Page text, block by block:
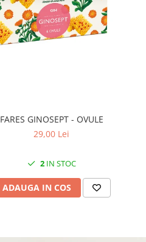
FARES GINOSEPT - OVULE
29,00 Lei
2IN STOC
ADAUGA IN COS